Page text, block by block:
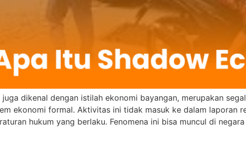
dikenal dengan istilah ekonomi bayangan, merupakan
ekonomi formal. Aktivitas ini tidak masuk ke dalam laporan
hukum yang berlaku. Fenomena ini bisa muncul di